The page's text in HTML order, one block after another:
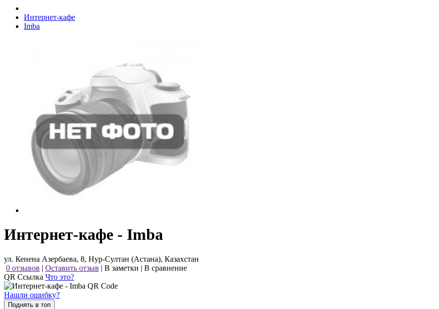
Интернет-кафе
Imba
Интернет-кафе - Imba
ул. Кенена Азербаева, 8, Нур-Султан (Астана), Казахстан
0 отзывов | Оставить отзыв | В заметки | В сравнение
QR Ссылка Что это?
Нашли ошибку?
Поднять в топ